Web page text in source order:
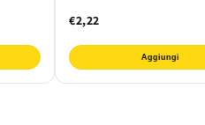
€2,22
Aggiungi